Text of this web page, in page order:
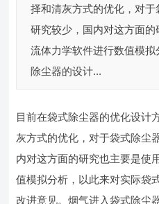
择和清灰方式的优化，对
研究较少，国内对这方面
流体力学软件进行数值模
除尘器的设计...
目前在袋式除尘器的优化设计
灰方式的优化，对于袋式除尘
内对这方面的研究也主要是使
值模拟分析，以此来对实际袋
改进意见。烟气进入袋式除尘